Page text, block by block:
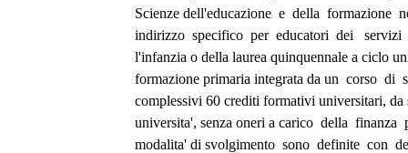
Scienze dell'educazione  e  della  formazione
indirizzo  specifico  per  educatori  dei   servizi
l'infanzia o della laurea quinquennale a ciclo
formazione primaria integrata da un  corso  di
complessivi 60 crediti formativi universitari, da
universita', senza oneri a carico  della  finanza
modalita' di svolgimento  sono  definite  con